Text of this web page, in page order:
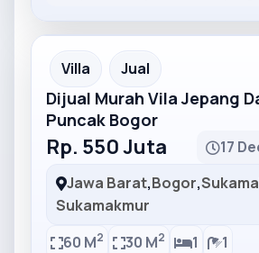
Partner Ad
Villa Jual
Dijual Murah Vila Jepang
Puncak Bogor
Rp. 550 Juta
17
Jawa Barat,Bogor,
Sukamakmur
60 M2 30 M2 1 1